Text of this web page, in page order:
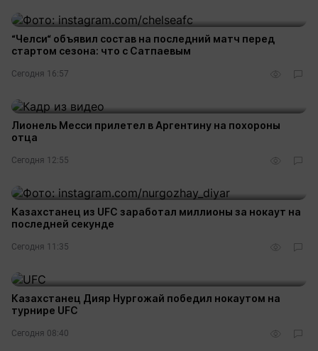
“Челси“ объявил состав на последний матч перед
стартом сезона: что с Сатпаевым
Сегодня 16:57
Лионель Месси прилетел в Аргентину на похороны
отца
Сегодня 12:55
Казахстанец из UFC заработал миллионы за нокаут на
последней секунде
Сегодня 11:35
Казахстанец Дияр Нургожай победил нокаутом на
турнире UFC
Сегодня 08:40